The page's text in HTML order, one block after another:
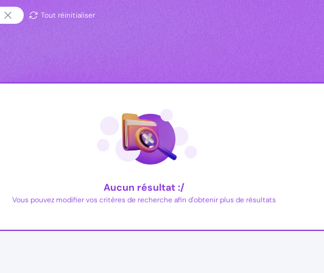
Tout réinitialiser
Aucun résultat :/
Vous pouvez modifier vos critères de recherche afin d'obtenir plus de résultats